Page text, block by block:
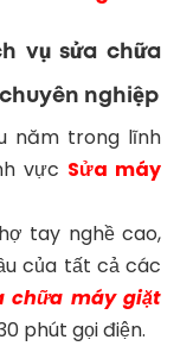
vụ sửa chữa
nghiệp
năm trong lĩnh
vực Sửa máy
tay nghề cao,
của tất cả các
chữa máy giặt
phút gọi điện.